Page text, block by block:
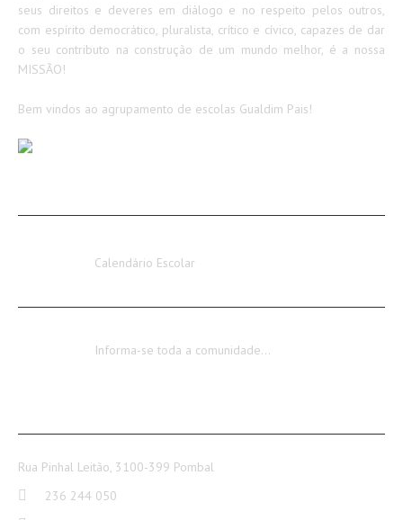
seus direitos e deveres em diálogo e no respeito pelos outros,
com espírito democrático, pluralista, crítico e cívico, capazes de dar
o seu contributo na construção de um mundo melhor, é a nossa
MISSÃO!
Bem vindos ao agrupamento de escolas Gualdim Pais!
Calendário Escolar
Informa-se toda a comunidade…
Rua Pinhal Leitão, 3100-399 Pombal
236 244 050